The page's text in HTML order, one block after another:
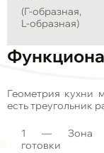
(Г-образная,
L-образная)
Геометрия кухни
есть треугольник
1 — Зона
готовки